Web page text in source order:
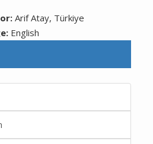
Arif Atay, Türkiye
English